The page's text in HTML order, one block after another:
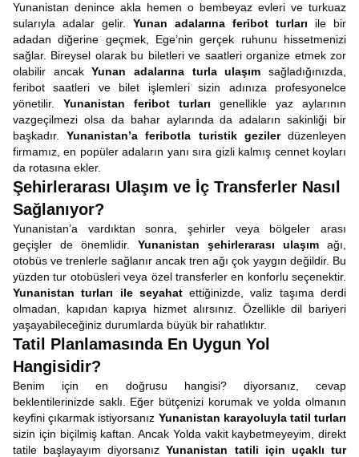
Yunanistan denince akla hemen o bembeyaz evleri ve turkuaz
sularıyla adalar gelir. Yunan adalarına feribot turları ile bir
adadan diğerine geçmek, Ege’nin gerçek ruhunu hissetmenizi
sağlar. Bireysel olarak bu biletleri ve saatleri organize etmek zor
olabilir ancakYunan adalarına turla ulaşım sağladığınızda,
feribot saatleri ve bilet işlemleri sizin adınıza profesyonelce
yönetilir. Yunanistan feribot turları genellikle yaz aylarının
vazgeçilmezi olsa da bahar aylarında da adaların sakinliği bir
başkadır.Yunanistan’a feribotla turistik gezilerdüzenleyen
firmamız, en popüler adaların yanı sıra gizli kalmış cennet koyları
da rotasına ekler.
Şehirlerarası Ulaşım ve İç Transferler Nasıl
Sağlanıyor?
Yunanistan’a vardıktan sonra, şehirler veya bölgeler arası
geçişler de önemlidir. Yunanistan şehirlerarası ulaşım ağı,
otobüs ve trenlerle sağlanır ancak tren ağı çok yaygın değildir. Bu
yüzden tur otobüsleri veya özel transferler en konforlu seçenektir.
Yunanistan turları ile seyahatettiğinizde, valiz taşıma derdi
olmadan, kapıdan kapıya hizmet alırsınız. Özellikle dil bariyeri
yaşayabileceğiniz durumlarda büyük bir rahatlıktır.
Tatil Planlamasında En Uygun Yol
Hangisidir?
Benim için en doğrusu hangisi? diyorsanız, cevap
beklentilerinizde saklı. Eğer bütçenizi korumak ve yolda olmanın
keyfini çıkarmak istiyorsanız Yunanistan karayoluyla tatil turları
sizin için biçilmiş kaftan. Ancak Yolda vakit kaybetmeyeyim, direkt
tatile başlayayım diyorsanızYunanistan tatili için uçaklı tur